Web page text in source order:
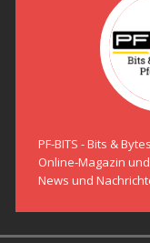
PF-BITS - Bits &
Online-Magazin
News und